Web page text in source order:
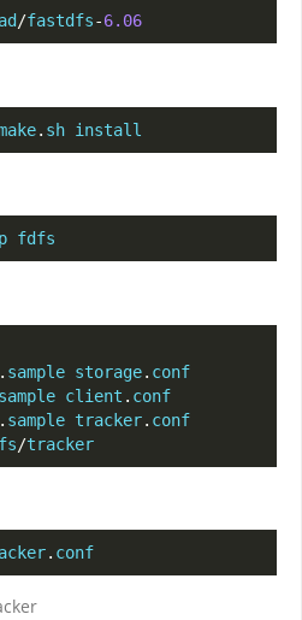
/fastdfs-6.06
. sh install
fdfs
. sample storage. conf
sample client . conf
. sample tracker. conf
/tracker
. conf